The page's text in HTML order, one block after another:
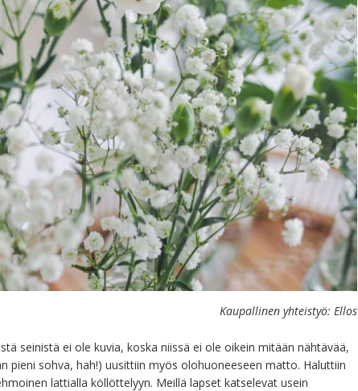
Kaupallinen yhteistyö: Ellos
seinistä ei ole kuvia, koska niissä ei ole oikein mitään nähtävää,
pieni sohva, hah!) uusittiin myös olohuoneeseen matto. Haluttiin
lattialla köllöttelyyn. Meillä lapset katselevat usein